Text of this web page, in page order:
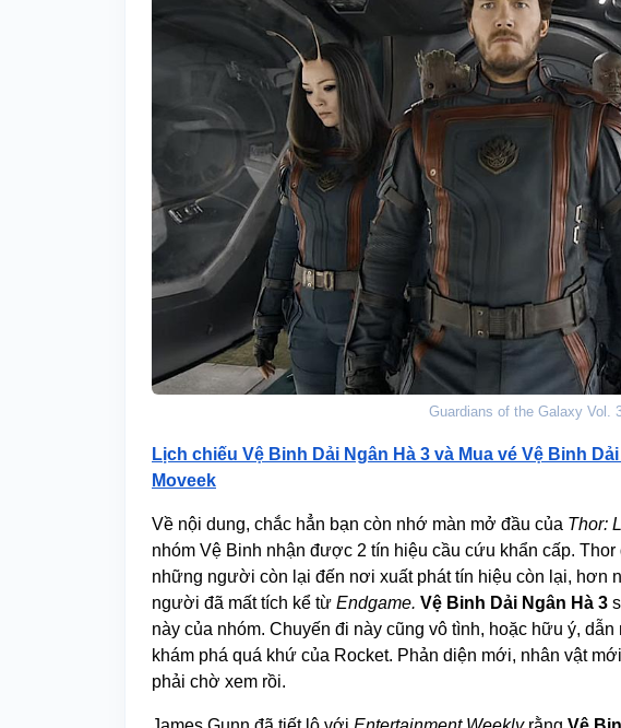
Guardians of the Galaxy Vol.
Lịch chiếu Vệ Binh Dải Ngân Hà 3 và Mua vé Vệ Binh
Moveek
Về nội dung, chắc hẳn bạn còn nhớ màn mở đầu của Thor:
nhóm Vệ Binh nhận được 2 tín hiệu cầu cứu khẩn cấp.
những người còn lại đến nơi xuất phát tín hiệu còn lại, hơn
người đã mất tích kể từ Endgame. Vệ Binh Dải Ngân Hà 3
này của nhóm. Chuyến đi này cũng vô tình, hoặc hữu ý,
khám phá quá khứ của Rocket. Phản diện mới, nhân vật
phải chờ xem rồi.